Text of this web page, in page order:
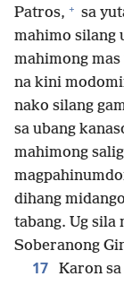
Patros, + sa
mahimo silang
mahimong
na kini
nako silang
sa ubang
mahimong
dihang
tabang. Ug sila
Soberanong
17
Karon sa